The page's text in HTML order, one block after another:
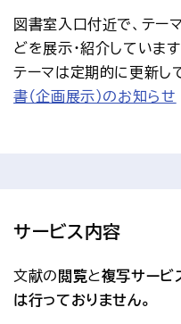
図書室入口付近で、テー
どを展示・紹介しています
テーマは定期的に更新し
書（企画展示）のお知らせ
サービス内容
文献の 閲覧と複写サービ
は行っておりません。